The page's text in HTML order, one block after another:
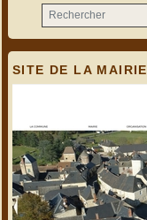
SITE DE LA MAIRIE